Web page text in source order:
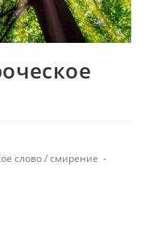
слово / смирение